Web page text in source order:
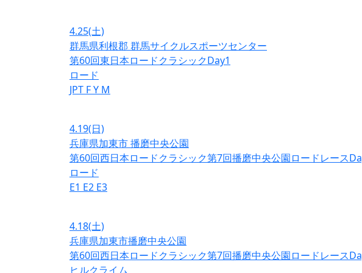
4.25(土)
群馬県利根郡 群馬サイクルスポーツセンター
第60回東日本ロードクラシックDay1
ロード
JPT FY M
4.19(日)
兵庫県加東市 播磨中央公園
第60回西日本ロードクラシック第7回播磨中央公園ロードレース
ロード
E1 E2 E3
4.18(土)
兵庫県加東市播磨中央公園
第60回西日本ロードクラシック第7回播磨中央公園ロードレース
ヒルクライム